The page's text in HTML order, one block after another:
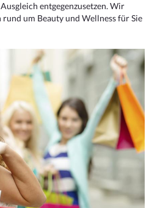
entgegenzusetzen. Wir
rund um Beauty und Wellness für Sie